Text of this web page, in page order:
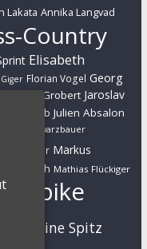
Lakata Annika Langvad
Country
Elisabeth
Florian Vogel Georg
Helen Grobert Jaroslav
Schelb Julien Absalon
Luca Schwarzbauer
Bauer Markus
Gluth Mathias Flückiger
Sabine Spitz